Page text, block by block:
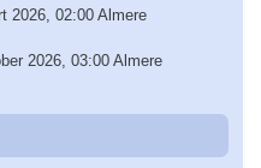
2026, 02:00 Almere
2026, 03:00 Almere